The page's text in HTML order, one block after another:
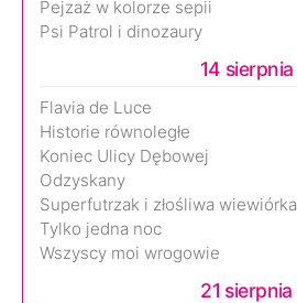
Pejzaż w kolorze sepii
Psi Patrol i dinozaury
14 sierpnia
Flavia de Luce
Historie równoległe
Koniec Ulicy Dębowej
Odzyskany
Superfutrzak i złośliwa wiewiórka
Tylko jedna noc
Wszyscy moi wrogowie
21 sierpnia